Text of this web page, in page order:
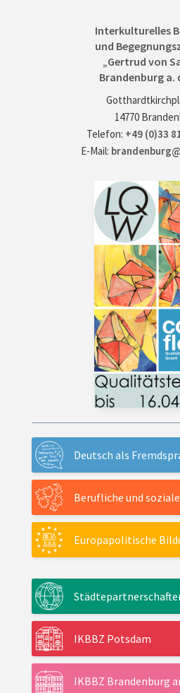
Interkulturelles
und
„Gertrud von
Brandenburg a.
14770
Telefon: +49 (0)33
E-Mail:
Deutsch als
Berufliche und
Europapolitische
IKBBZ Potsdam
IKBBZ Brandenburg